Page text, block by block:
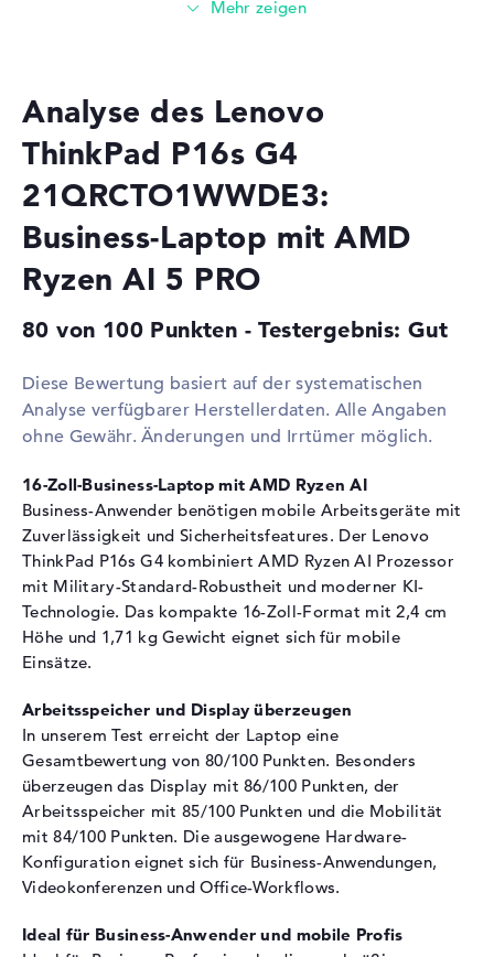
GHz
Cache
Grafikkarte
RAM
1. Steckplatz
16 GB
2. Steckplatz
Frei
Technologie
DDR5 - 5600 MHZ
Festplatte
Festplatte
256 GB SSD
Optische Speicher
Laufwerks-Typ
ohne Laufwerk
Display
Display-Typ
Max. Auflösung
1920 x 1200
Auflösungstyp
Besonderheiten
Display, matt, LED-
Hintergrundbeleuchtung, IPS
NTSC
Audio
Soundkarte
Realtek ALC3287
Sensorauflösung
5 MP
Analyse des Lenovo
ThinkPad P16s G4
21QRCTO1WWDE3:
Business-Laptop mit AMD
Ryzen AI 5 PRO
80 von 100 Punkten - Testergebnis: Gut
Diese Bewertung basiert auf der systematischen
Analyse verfügbarer Herstellerdaten. Alle Angaben
ohne Gewähr. Änderungen und Irrtümer möglich.
16-Zoll-Business-Laptop mit AMD Ryzen AI
Business-Anwender benötigen mobile Arbeitsgeräte mit
Zuverlässigkeit und Sicherheitsfeatures. Der Lenovo
ThinkPad P16s G4 kombiniert AMD Ryzen AI Prozessor
mit Military-Standard-Robustheit und moderner KI-
Technologie. Das kompakte 16-Zoll-Format mit 2,4 cm
Höhe und 1,71 kg Gewicht eignet sich für mobile
Einsätze.
Arbeitsspeicher und Display überzeugen
In unserem Test erreicht der Laptop eine
Gesamtbewertung von 80/100 Punkten. Besonders
überzeugen das Display mit 86/100 Punkten, der
Arbeitsspeicher mit 85/100 Punkten und die Mobilität
mit 84/100 Punkten. Die ausgewogene Hardware-
Konfiguration eignet sich für Business-Anwendungen,
Videokonferenzen und Office-Workflows.
Ideal für Business-Anwender und mobile Profis